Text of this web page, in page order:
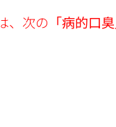
、次の 「病的口臭